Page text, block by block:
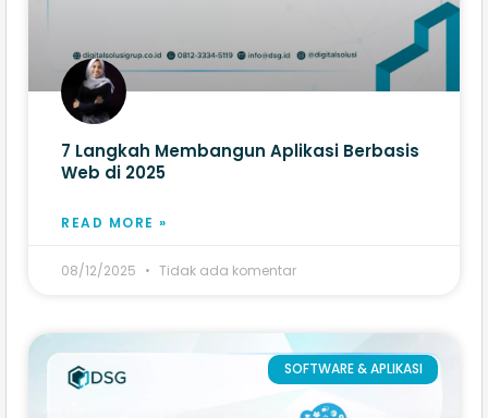
7 Langkah Membangun Aplikasi Berbasis
Web​ di 2025
READ MORE »
08/12/2025 Tidak ada komentar
SOFTWARE & APLIKASI